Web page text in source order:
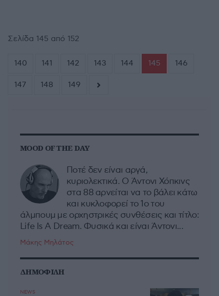
Σελίδα 145 από 152
140 141 142 143 144 145 146
147 148 149
MOOD OF THE DAY
Ποτέ δεν είναι αργά,
κυριολεκτικά. Ο Άντονι Χόπκινς
στα 88 αρνείται να το βάλει κάτω
και κυκλοφορεί το 1ο του
άλμπουμ με ορχηστρικές συνθέσεις και τίτλο:
Life Is A Dream. Φυσικά και είναι Άντονι...
Μάκης Μηλάτος
ΔΗΜΟΦΙΛΗ
NEWS